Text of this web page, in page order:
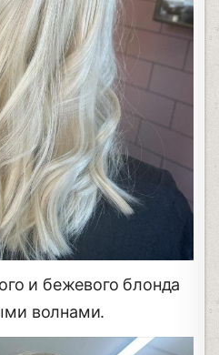
и бежевого блонда
волнами.